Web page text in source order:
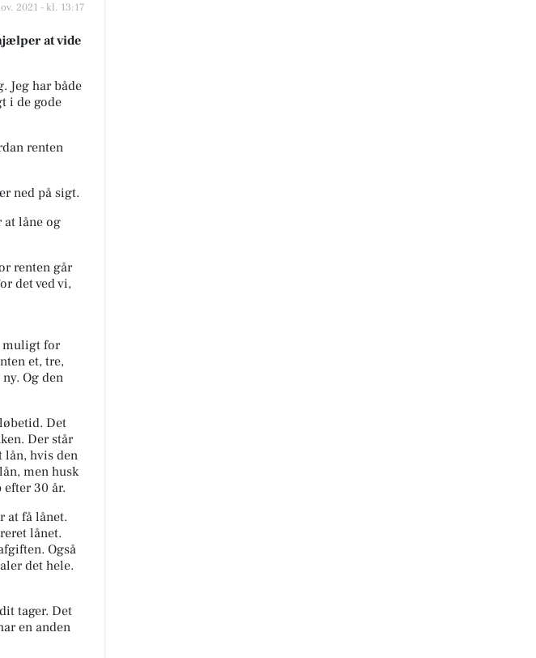
2021 - kl. 13:17
at vide
Jeg har både
i de gode
renten
ned på sigt.
at låne og
renten går
det ved vi,
muligt for
et, tre,
Og den
Det
Der står
lån, hvis den
men husk
30 år.
at få lånet.
lånet.
Også
det hele.
tager. Det
en anden